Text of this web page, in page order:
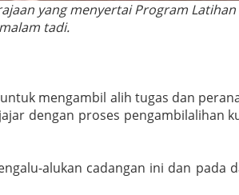
yang menyertai Program Latihan
tadi.
mengambil alih tugas dan
dengan proses pengambilalihan
alukan cadangan ini dan pada